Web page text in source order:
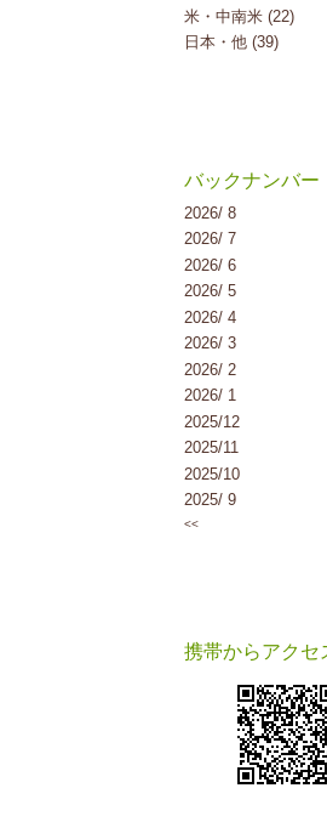
米・中南米 (22)
日本・他 (39)
バックナンバー
2026/ 8
2026/ 7
2026/ 6
2026/ 5
2026/ 4
2026/ 3
2026/ 2
2026/ 1
2025/12
2025/11
2025/10
2025/ 9
<<
携帯からアクセ